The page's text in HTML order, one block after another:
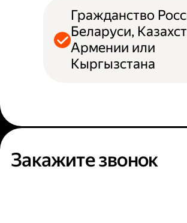
Гражданство
Беларуси,
Армении или
Кыргызстана
Закажите звонок